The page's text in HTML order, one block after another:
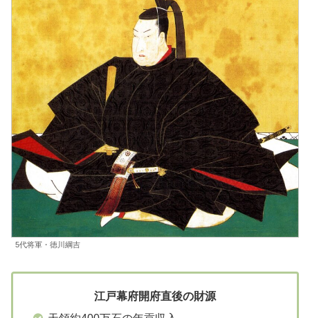
5代将軍・徳川綱吉
江戸幕府開府直後の財源